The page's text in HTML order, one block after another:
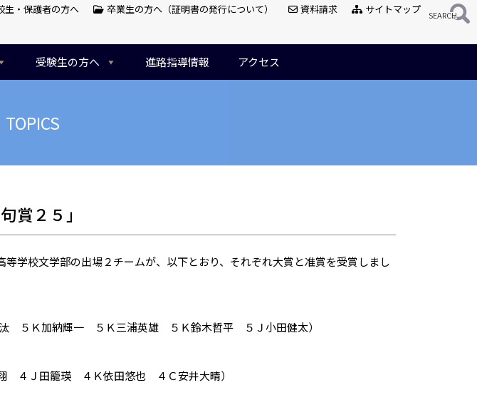
受験生の方へ 進路指導情報 アクセス
生・保護者の方へ 卒業生の方へ（証明書の発行について） 資料請求 サイトマップ
賞２５」
学校文学部の出場２チームが、以下とおり、それぞれ大賞と准賞を受賞しまし
５Ｋ加納輝一 ５Ｋ三浦英雄 ５Ｋ鈴木哲平 ５Ｊ小田健太）
４Ｊ田籠瑛 ４Ｋ依田悠也 ４Ｃ安井大晴）